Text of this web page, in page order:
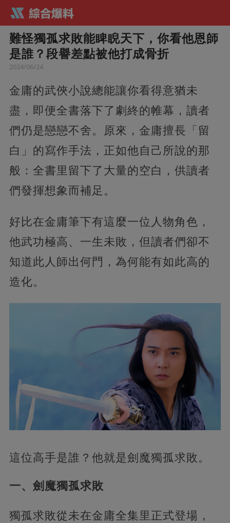
難怪獨孤求敗能睥睨天下，你看他恩師
是誰？段譽差點被他打成骨折
2024/06/24
金庸的武俠小說總能讓你看得意猶未
盡，即便全書落下了劇終的帷幕，讀者
們仍是戀戀不舍。原來，金庸擅長「留
白」的寫作手法，正如他自己所說的那
般：全書里留下了大量的空白，供讀者
們發揮想象而補足。
好比在金庸筆下有這麼一位人物角色，
他武功極高、一生未敗，但讀者們卻不
知道此人師出何門，為何能有如此高的
造化。
這位高手是誰？他就是劍魔獨孤求敗。
一、劍魔獨孤求敗
獨孤求敗從未在金庸全集里正式登場，